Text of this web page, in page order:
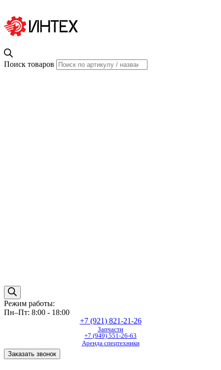
Поиск товаров
Режим работы:
Пн–Пт: 8:00 - 18:00
+7 (921) 821-21-26
Запчасти
+7 (949) 551-26-63
Аренда спецтехники
Заказать звонок